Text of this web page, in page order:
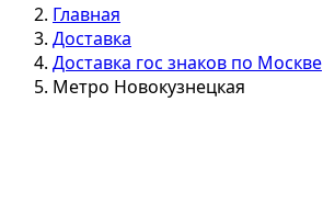
Главная
Доставка
Доставка гос знаков по Москве
Метро Новокузнецкая